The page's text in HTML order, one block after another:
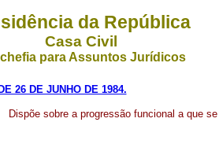
da República
Casa Civil
para Assuntos Jurídicos
26 DE JUNHO DE 1984.
Dispõe sobre a progressão funcional a que